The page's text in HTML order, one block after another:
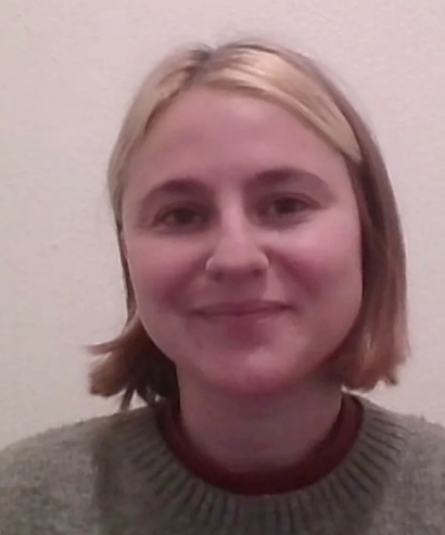
WhatsappFacebook Linkedin
acceso a la vivienda , agravada por el
aumento
ha llevado a la coalición de Gobierno a una
anunció el pasado lunes una nueva
con el objetivo de aliviar la carga económica
alquiler. La medida será debatida este martes
aprobación, pero ya ha generado fuertes